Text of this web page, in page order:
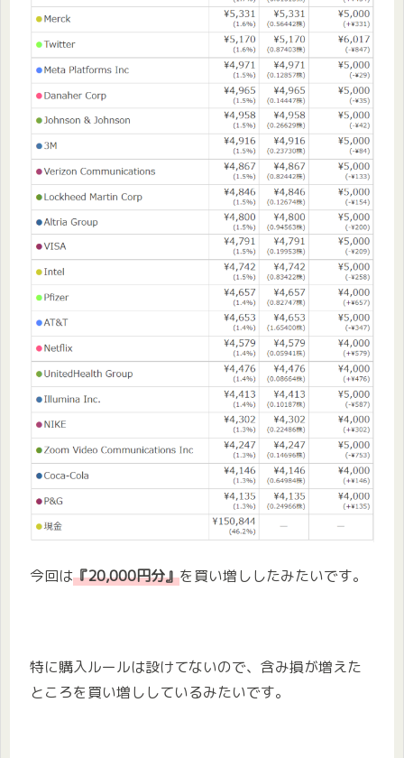
今回は『20,000円分』を買い増ししたみたいです。
特に購入ルールは設けてないので、含み損が増えた
ところを買い増ししているみたいです。